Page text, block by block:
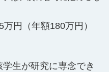
円（年額180万円）
生が研究に専念でき